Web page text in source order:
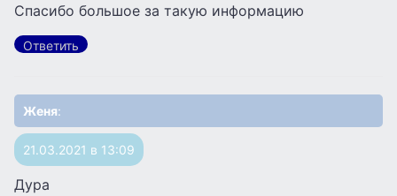
Спасибо большое за такую информацию
Ответить
Женя:
21.03.2021 в 13:09
Дура